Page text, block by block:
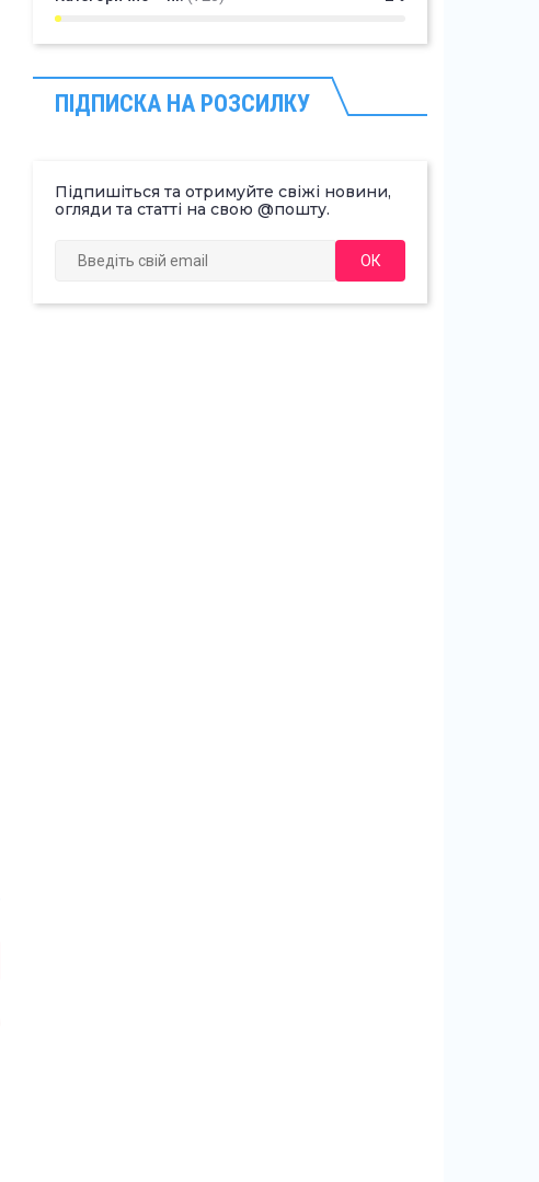
ПІДПИСКА НА РОЗСИЛКУ
Підпишіться та отримуйте свіжі новини,
огляди та статті на свою @пошту.
ОК